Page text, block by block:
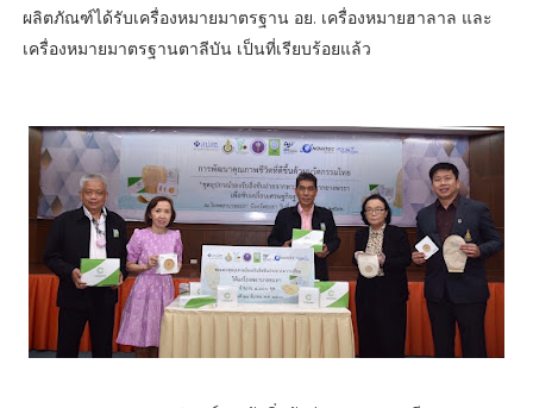
ผลิตภัณฑ์ได้รับเครื่องหมายมาตรฐาน อย. เครื่องหมายฮาลาล และ
เครื่องหมายมาตรฐานตาลีบัน เป็นที่เรียบร้อยแล้ว